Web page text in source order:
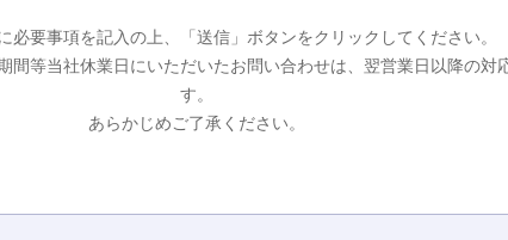
必要事項を記入の上、「送信」ボタンをクリックしてください。
間等当社休業日にいただいたお問い合わせは、翌営業日以降の対
す。
あらかじめご了承ください。